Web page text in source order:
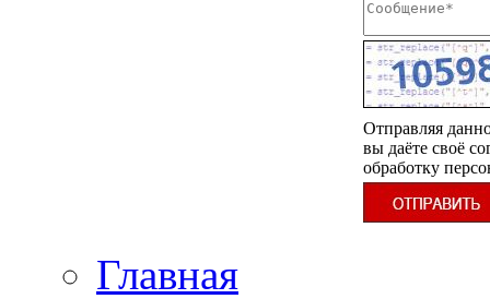
Отправляя
вы даёте своё
обработку
Главная